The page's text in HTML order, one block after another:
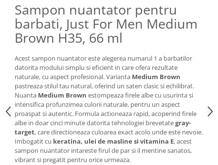
Sampon nuantator pentru
barbati, Just For Men Medium
Brown H35, 66 ml
Acest sampon nuantator este alegerea numarul 1 a barbatilor
datorita modului simplu si eficient in care ofera rezultate
naturale, cu aspect profesional. Varianta Medium Brown
pastreaza stilul tau natural, oferind un saten clasic si echilibrat.
Nuanta Medium Brown estompeaza firele albe cu usurinta si
intensifica profunzimea culorii naturale, pentru un aspect
proaspat si autentic. Formula actioneaza rapid, acoperind firele
albe in doar cinci minute datorita tehnologiei brevetategray-
target, care directioneaza culoarea exact acolo unde este nevoie.
Imbogatit cu keratina, ulei de masline si vitamina E, acest
sampon nuantator intareste firul de par si il mentine sanatos,
vibrant si pregatit pentru orice urmeaza.